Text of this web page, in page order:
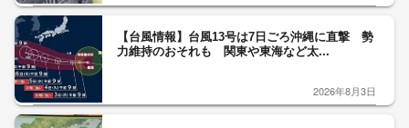
【台風情報】台風13号は7日ごろ沖縄に直撃 勢
力維持のおそれも 関東や東海など太...
2026年8月3日